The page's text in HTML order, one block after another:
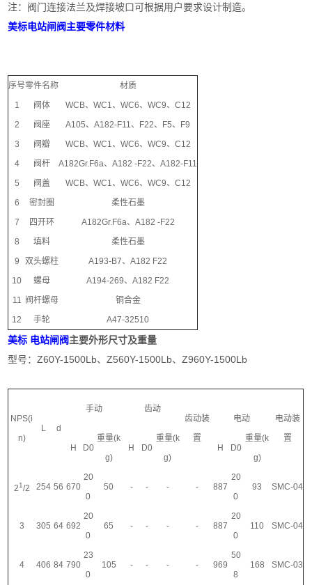
注：阀门连接法兰及焊接坡口可根据用户要求设计制造。
美标电站闸阀主要零件材料
序号零件名称
材质
1
阀体
WCB、WC1、WC6、WC9、C12
2
阀座
A105、A182-F11、F22、F5、F9
3
阀瓣
WCB、WC1、WC6、WC9、C12
4
阀杆
A182Gr.F6a、A182 -F22、A182-F11
5
阀盖
WCB、WC1、WC6、WC9、C12
6
密封圈
柔性石墨
7
四开环
A182Gr.F6a、A182 -F22
8
填料
柔性石墨
9
双头螺柱
A193-B7、A182 F22
10
螺母
A194-269、A182 F22
11
阀杆螺母
铜合金
12
手轮 A47-32510
美标 电站闸阀主要外形尺寸及重量
型号：Z60Y-1500Lb、Z560Y-1500Lb、Z960Y-1500Lb
NPS(i
n)
L d
手动
齿动
齿动装
置
电动
电动装
置
H
D0
重量(k
g)
H D0
重量(k
g)
H D0
重量(k
g)
21/2 254 56 670
20
0
50 - - - - 887
20
0
93 SMC-04
3 305 64 692
20
0
65 - - - - 887
20
0
110 SMC-04
4 406 84 790
23
0
105 - - - - 969
50
8
168 SMC-03